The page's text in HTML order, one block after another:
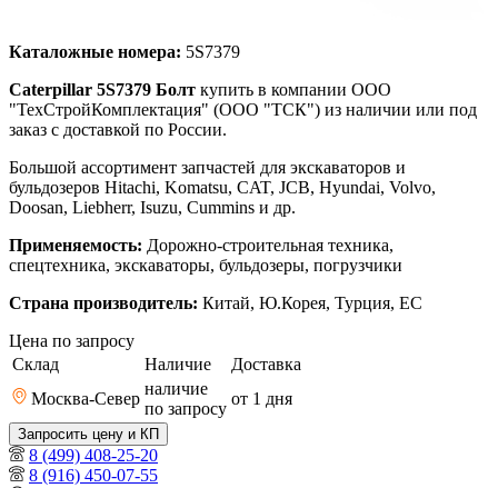
Каталожные номера: 5S7379
Caterpillar 5S7379 Болт купить в компании ООО
"ТехСтройКомплектация" (ООО "ТСК") из наличии или под
заказ с доставкой по России.
Большой ассортимент запчастей для экскаваторов и
бульдозеров Hitachi, Komatsu, CAT, JCB, Hyundai, Volvo,
Doosan, Liebherr, Isuzu, Cummins и др.
Применяемость: Дорожно-строительная техника,
спецтехника, экскаваторы, бульдозеры, погрузчики
Страна производитель: Китай, Ю.Корея, Турция, ЕС
Цена по запросу
Склад
Наличие
Доставка
Москва-Север
наличие
по запросу
от 1 дня
Запросить цену и КП
8 (499) 408-25-20
8 (916) 450-07-55